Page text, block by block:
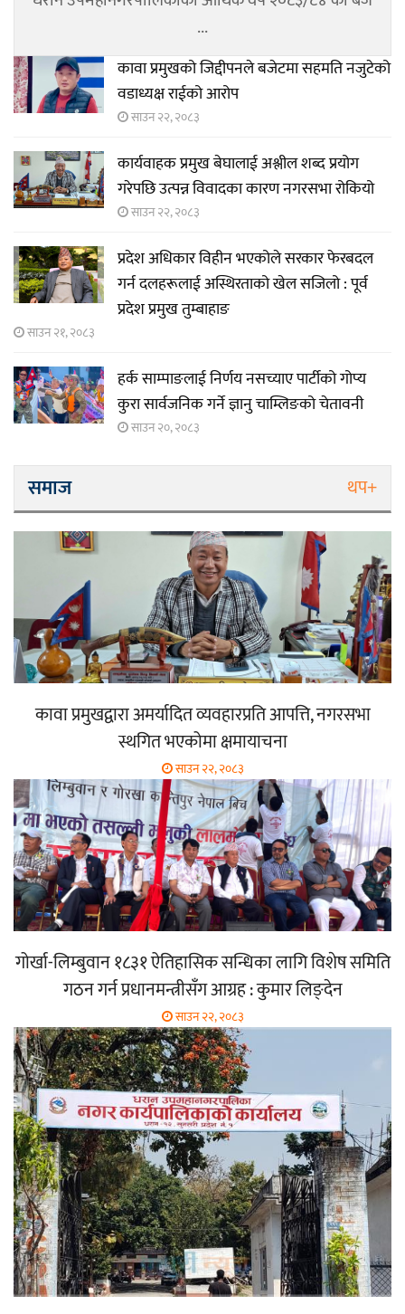
...
कावा प्रमुखको जिद्दीपनले बजेटमा सहमति नजुटेको
वडाध्यक्ष राईको आरोप
साउन २२, २०८३
कार्यवाहक प्रमुख बेघालाई अश्लील शब्द प्रयोग
गरेपछि उत्पन्न विवादका कारण नगरसभा रोकियो
साउन २२, २०८३
प्रदेश अधिकार विहीन भएकोले सरकार फेरबदल
गर्न दलहरूलाई अस्थिरताको खेल सजिलो : पूर्व
प्रदेश प्रमुख तुम्बाहाङ
साउन २१, २०८३
हर्क साम्पाङलाई निर्णय नसच्याए पार्टीको गोप्य
कुरा सार्वजनिक गर्ने ज्ञानु चाम्लिङको चेतावनी
साउन २०, २०८३
समाज थप+
कावा प्रमुखद्वारा अमर्यादित व्यवहारप्रति आपत्ति, नगरसभा
स्थगित भएकोमा क्षमायाचना
साउन २२, २०८३
गोर्खा-लिम्बुवान १८३१ ऐतिहासिक सन्धिका लागि विशेष समिति
गठन गर्न प्रधानमन्त्रीसँग आग्रह : कुमार लिङ्देन
साउन २२, २०८३